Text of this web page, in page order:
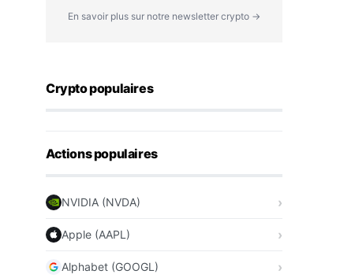
En savoir plus sur notre newsletter crypto →
Crypto populaires
Actions populaires
NVIDIA (NVDA)
Apple (AAPL)
Alphabet (GOOGL)